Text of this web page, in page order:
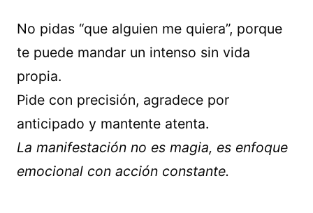
No pidas “que alguien me quiera”, porque
te puede mandar un intenso sin vida
propia.
Pide con precisión, agradece por
anticipado y mantente atenta.
La manifestación no es magia, es enfoque
emocional con acción constante.